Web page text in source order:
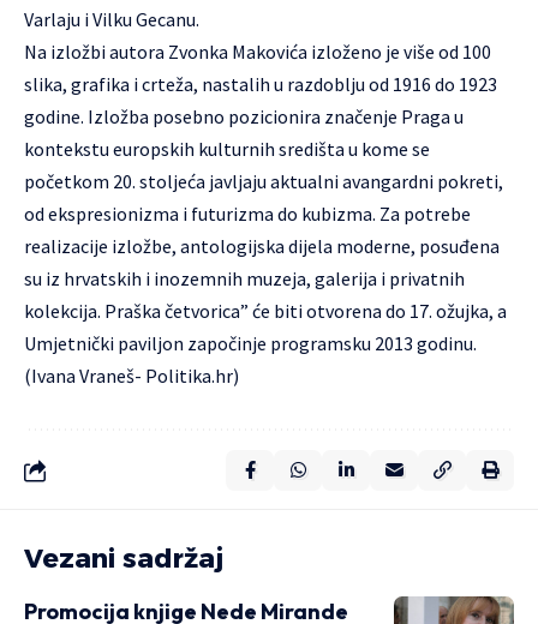
Varlaju i Vilku Gecanu.
Na izložbi autora Zvonka Makovića izloženo je više od 100
slika, grafika i crteža, nastalih u razdoblju od 1916 do 1923
godine. Izložba posebno pozicionira značenje Praga u
kontekstu europskih kulturnih središta u kome se
početkom 20. stoljeća javljaju aktualni avangardni pokreti,
od ekspresionizma i futurizma do kubizma. Za potrebe
realizacije izložbe, antologijska dijela moderne, posuđena
su iz hrvatskih i inozemnih muzeja, galerija i privatnih
kolekcija. Praška četvorica” će biti otvorena do 17. ožujka, a
Umjetnički paviljon započinje programsku 2013 godinu.
(Ivana Vraneš- Politika.hr)
Vezani sadržaj
Promocija knjige Nede Mirande